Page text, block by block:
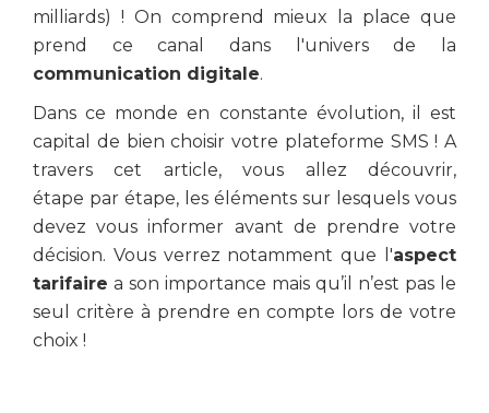
milliards) ! On comprend mieux la place que
prend ce canal dans l'univers de la
communication digitale.
Dans ce monde en constante évolution, il est
capital de bien choisir votre plateforme SMS ! A
travers cet article, vous allez découvrir,
étape par étape, les éléments sur lesquels vous
devez vous informer avant de prendre votre
décision. Vous verrez notamment que l'aspect
tarifaire a son importance mais qu’il n’est pas le
seul critère à prendre en compte lors de votre
choix !